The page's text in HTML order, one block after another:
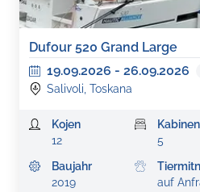
Dufour 520 Grand Large
19.09.2026 - 26.09.2026
Salivoli, Toskana
Kojen
12
Kabinen
5
Baujahr
2019
auf